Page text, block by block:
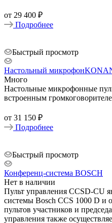
от 29 400 ₽
Подробнее
Быстрый просмотр
Настольный
Много
Настольные микрофонные
встроенным
от 31 150 ₽
Подробнее
Быстрый просмотр
Конференц-система BOSCH
Нет в наличии
Пульт управления CCSD-CU
системы Bosch CCS 1000 D и
пультов участников и
управления также